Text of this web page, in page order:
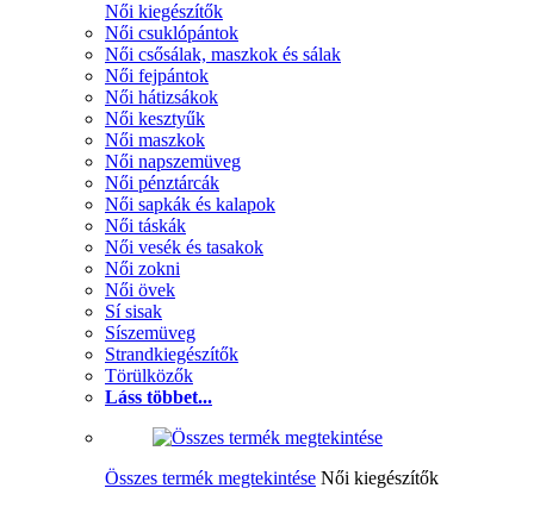
Női kiegészítők
Női csuklópántok
Női csősálak, maszkok és sálak
Női fejpántok
Női hátizsákok
Női kesztyűk
Női maszkok
Női napszemüveg
Női pénztárcák
Női sapkák és kalapok
Női táskák
Női vesék és tasakok
Női zokni
Női övek
Sí sisak
Síszemüveg
Strandkiegészítők
Törülközők
Láss többet...
Összes termék megtekintése Női kiegészítők